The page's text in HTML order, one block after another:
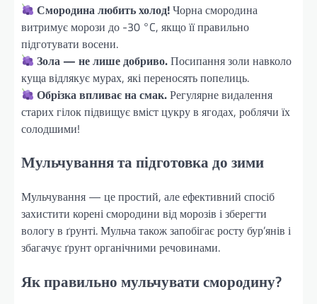
Смородина любить холод!Чорна смородина
витримує морози до -30 °C, якщо її правильно
підготувати восени.
Зола — не лише добриво.Посипання золи навколо
куща відлякує мурах, які переносять попелиць.
Обрізка впливає на смак.Регулярне видалення
старих гілок підвищує вміст цукру в ягодах, роблячи їх
солодшими!
Мульчування та підготовка до зими
Мульчування — це простий, але ефективний спосіб
захистити корені смородини від морозів і зберегти
вологу в ґрунті. Мульча також запобігає росту бур’янів і
збагачує ґрунт органічними речовинами.
Як правильно мульчувати смородину?